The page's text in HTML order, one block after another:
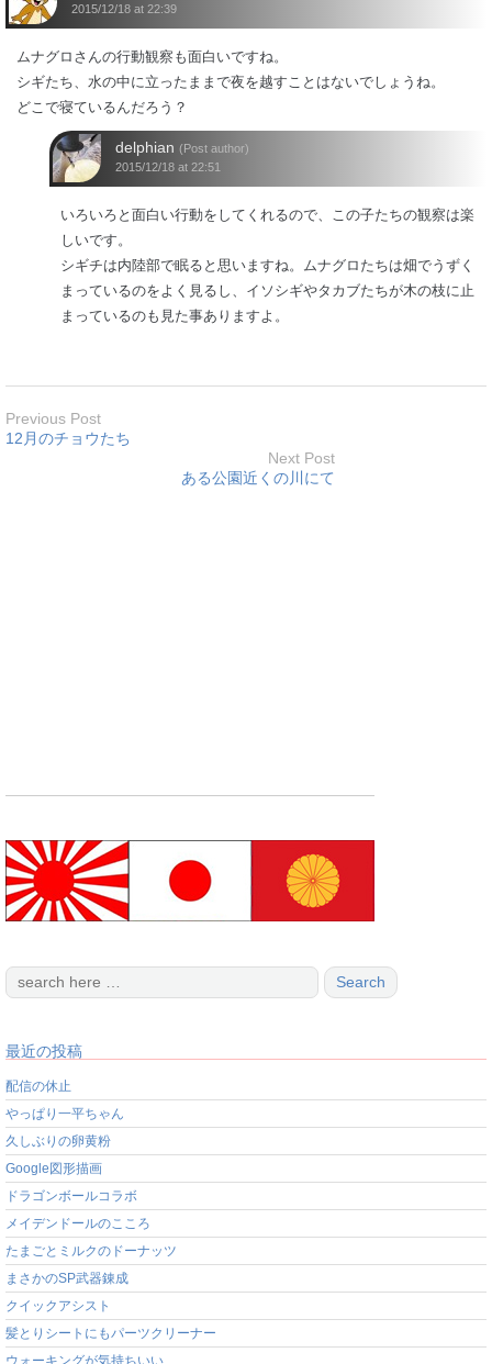
2015/12/18 at 22:39
ムナグロさんの行動観察も面白いですね。
シギたち、水の中に立ったままで夜を越すことはないでしょうね。
どこで寝ているんだろう？
delphian (Post author)
2015/12/18 at 22:51
いろいろと面白い行動をしてくれるので、この子たちの観察は楽
しいです。
シギチは内陸部で眠ると思いますね。ムナグロたちは畑でうずく
まっているのをよく見るし、イソシギやタカブたちが木の枝に止
まっているのも見た事ありますよ。
Previous Post
12月のチョウたち
Next Post
ある公園近くの川にて
最近の投稿
配信の休止
やっぱり一平ちゃん
久しぶりの卵黄粉
Google図形描画
ドラゴンボールコラボ
メイデンドールのこころ
たまごとミルクのドーナッツ
まさかのSP武器錬成
クイックアシスト
髪とりシートにもパーツクリーナー
ウォーキングが気持ちいい